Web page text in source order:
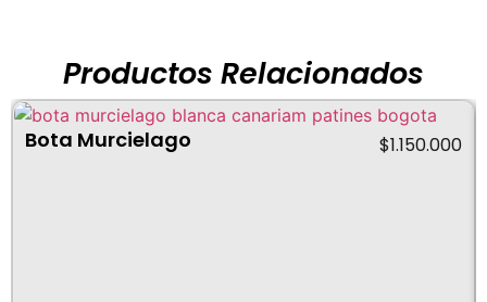
Productos Relacionados
Bota Murcielago $1.150.000